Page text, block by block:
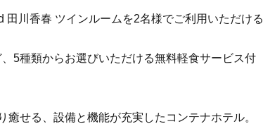
田川香春 ツインルームを2名様でご利用いただける
5種類からお選びいただける無料軽食サービス付
癒せる、設備と機能が充実したコンテナホテル。